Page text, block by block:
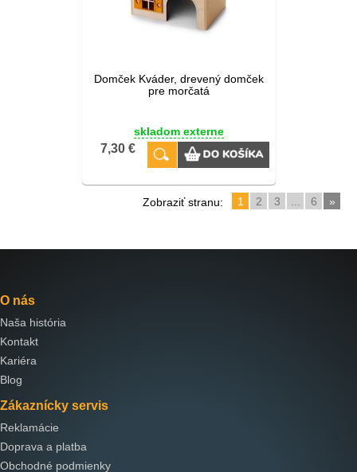
Domček Kváder, drevený domček
pre morčatá
skladom externe
7,30 €
Zobraziť stranu: 1 2 3 6 »
O nás
Naša história
Kontakt
Kariéra
Blog
Zákaznícky servis
Reklamácie
Doprava a platba
Obchodné podmienky